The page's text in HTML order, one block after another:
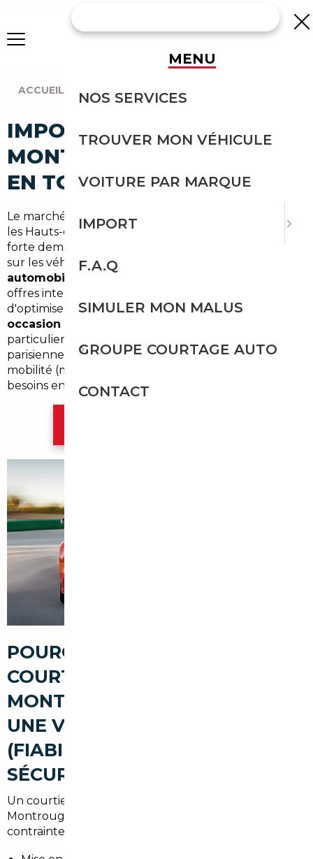
ACCUEIL AGENCE PARIS
IMPORT VOITURE À
MONTROUGE : IMPORTEZ
EN TOUTE SÉCURITÉ
Le marché automobile autour de Montrouge, dans
les Hauts-de-Seine (92) et l'Île-de-France, combine
forte demande urbaine et recherche d'économies
sur les véhicules d'occasion. Faire appel à un
automobile Montrouge
offres internationales, d'éviter les pièges et
d'optimiser le budget. Spécialisés dans l'import
occasion Montrouge
particuliers et les professionnels de la périphérie
parisienne, en tenant compte des habitudes de
mobilité (métro, bus, trajets domicile-travail) et des
besoins en voitures compactes ou familiales.
POURQUOI PASSER PAR UN
COURTIER AUTOMOBILE À
MONTROUGE POUR ACHETER
UNE VOITURE D'OCCASION
(FIABILITÉ, AVANTAGES,
SÉCURISATION)
Un courtier local connaît le contexte du marché à
Montrouge et dans le 92 : prix, attentes et
contraintes administratives. Les principaux avantages :
MENU
NOS SERVICES
TROUVER MON VÉHICULE
VOITURE PAR MARQUE
IMPORT
F.A.Q
SIMULER MON MALUS
GROUPE COURTAGE AUTO
CONTACT